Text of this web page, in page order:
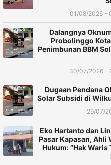
01/08/2026 -
Dalangnya
Probolinggo
Penimbunan BBM
30/07/2026 -
Dugaan Pendana
Solar Subsidi di
29/07/
Eko Hartanto dan
Pasar Kapasan, Ahli
Hukum: “Hak